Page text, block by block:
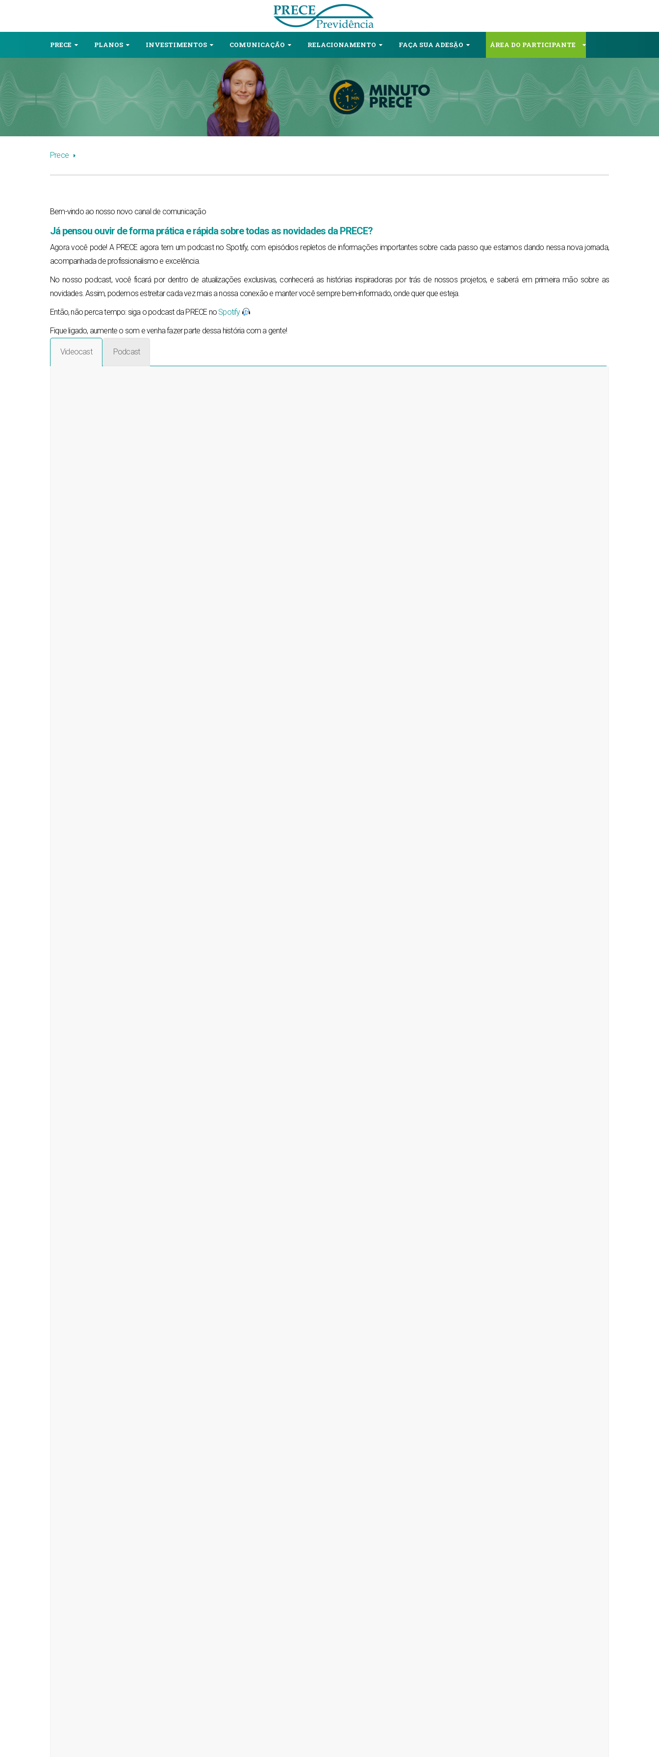
PRECE PLANOS INVESTIMENTOS COMUNICAÇĀO RELACIONAMENTO FAÇA SUA ADESÃO ÁREA DO PARTICIPANTE
Prece
Bem-vindo ao nosso novo canal de comunicação
Já pensou ouvir de forma prática e rápida sobre todas as novidades da PRECE?
Agora você pode! A PRECE agora tem um podcast no Spotify, com episódios repletos de informações importantes sobre cada passo que estamos dando nessa nova jornada,
acompanhada de profissionalismo e excelência.
No nosso podcast, você ficará por dentro de atualizações exclusivas, conhecerá as histórias inspiradoras por trás de nossos projetos, e saberá em primeira mão sobre as
novidades. Assim, podemos estreitar cada vez mais a nossa conexão e manter você sempre bem-informado, onde quer que esteja.
Então, não perca tempo: siga o podcast da PRECE no Spotify
Fique ligado, aumente o som e venha fazer parte dessa história com a gente!
Videocast Podcast